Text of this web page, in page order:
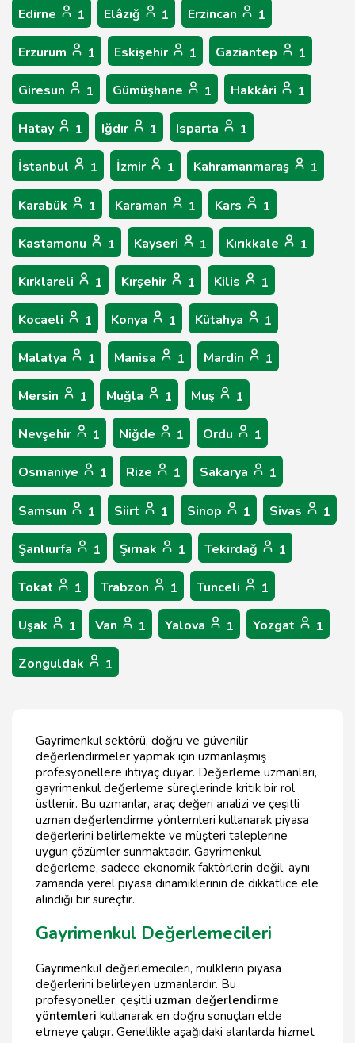
Edirne 1 Elâzığ 1 Erzincan 1
Erzurum 1 Eskişehir 1 Gaziantep 1
Giresun 1 Gümüşhane 1 Hakkâri 1
Hatay 1 Iğdır 1 Isparta 1
İstanbul 1 İzmir 1 Kahramanmaraş 1
Karabük 1 Karaman 1 Kars 1
Kastamonu 1 Kayseri 1 Kırıkkale 1
Kırklareli 1 Kırşehir 1 Kilis 1
Kocaeli 1 Konya 1 Kütahya 1
Malatya 1 Manisa 1 Mardin 1
Mersin 1 Muğla 1 Muş 1
Nevşehir 1 Niğde 1 Ordu 1
Osmaniye 1 Rize 1 Sakarya 1
Samsun 1 Siirt 1 Sinop 1 Sivas 1
Şanlıurfa 1 Şırnak 1 Tekirdağ 1
Tokat 1 Trabzon 1 Tunceli 1
Uşak 1 Van 1 Yalova 1 Yozgat 1
Zonguldak 1
Gayrimenkul sektörü, doğru ve güvenilir
değerlendirmeler yapmak için uzmanlaşmış
profesyonellere ihtiyaç duyar. Değerleme uzmanları,
gayrimenkul değerleme süreçlerinde kritik bir rol
üstlenir. Bu uzmanlar, araç değeri analizi ve çeşitli
uzman değerlendirme yöntemleri kullanarak piyasa
değerlerini belirlemekte ve müşteri taleplerine
uygun çözümler sunmaktadır. Gayrimenkul
değerleme, sadece ekonomik faktörlerin değil, aynı
zamanda yerel piyasa dinamiklerinin de dikkatlice ele
alındığı bir süreçtir.
Gayrimenkul Değerlemecileri
Gayrimenkul değerlemecileri, mülklerin piyasa
değerlerini belirleyen uzmanlardır. Bu
profesyoneller, çeşitli uzman değerlendirme
yöntemleri kullanarak en doğru sonuçları elde
etmeye çalışır. Genellikle aşağıdaki alanlarda hizmet